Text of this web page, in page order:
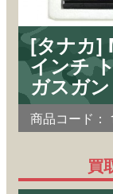
[タナカ]
インチ
ガスガン
商品コード：
買